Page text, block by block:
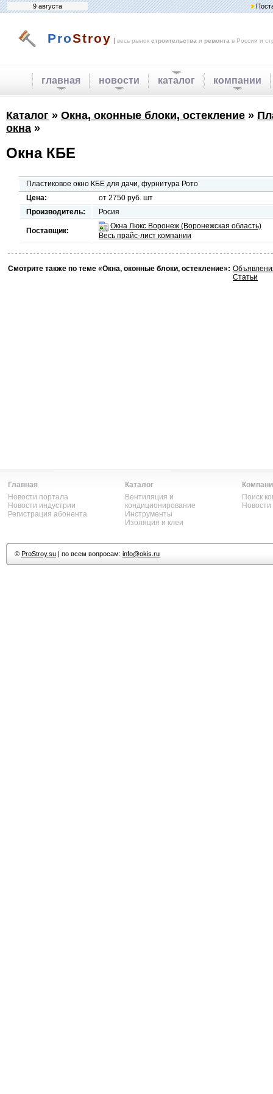
9 августа
ProStroy | весь рынок строительства и ремонта в России и
главная новости каталог компании
Каталог » Окна, оконные блоки, остекление »
окна »
Окна КБЕ
Пластиковое окно КБЕ для дачи, фурнитура Рото
Цена:
от 2750 руб. шт
Производитель:
Росия
Поставщик:
Окна Люкс Воронеж (Воронежская область)
Весь прайс-лист компании
Смотрите также по теме «Окна, оконные блоки, остекление»:
Статьи
Главная
Новости портала
Новости индустрии
Регистрация абонента
Каталог
Вентиляция и
кондиционирование
Инструменты
Изоляция и клеи
Поиск
© ProStroy.su| по всем вопросам: info@okis.ru